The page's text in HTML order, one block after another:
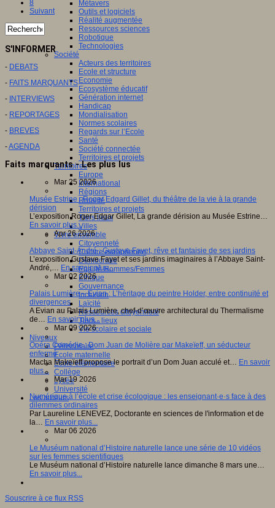
Métavers
Outils et logiciels
Réalité augmentée
Ressources sciences
Robotique
Technologies
Société
Acteurs des territoires
Ecole et structure
Economie
Ecosystème éducatif
Génération internet
Handicap
Mondialisation
Normes scolaires
Regards sur l’Ecole
Santé
Société connectée
Territoires et projets
Territoires
Europe
International
Régions
Ruralité
Territoires et projets
Tiers lieux
Villes
Vivre ensemble
Citoyenneté
Culture européenne
Démocratie
Egalité Hommes/Femmes
Ethique
Gouvernance
Inclusion
Laïcité
Ressources citoyenneté
Tiers - lieux
Vie scolaire et sociale
Niveaux
Périscolaire
Ecole maternelle
Ecole élémentaire
Collège
Lycée
Université
Les auteurs
8
Suivant
S'INFORMER
- DEBATS
- FAITS MARQUANTS
- INTERVIEWS
- REPORTAGES
- BREVES
-AGENDA
Faits marquants - Les plus lus
Mar 25 2026
Musée Estrine : Roger Edgard Gillet, du théâtre de la vie à la grande
dérision
L’exposition Roger Edgar Gillet, La grande dérision au Musée Estrine…
En savoir plus...
Apr 26 2026
Abbaye Saint-André : Gustave Fayet, rêve et fantaisie de ses jardins
L’exposition Gustave Fayet et ses jardins imaginaires à l’Abbaye Saint-
André,… En savoir plus...
Mar 02 2026
Palais Lumière – Evian : L’héritage du peintre Holder, entre continuité et
divergences
A Evian au Palais Lumière, chef-d’œuvre architectural du Thermalisme
de… En savoir plus...
Mar 09 2026
Opéra Comédie : Dom Juan de Molière par Makeïeff, un séducteur
enfermé
Macha Makeïeff propose le portrait d’un Dom Juan acculé et… En savoir
plus...
Mar 19 2026
Numérique à l’école et crise écologique : les enseignant·e·s face à des
dilemmes ordinaires
Par Laureline LENEVEZ, Doctorante en sciences de l'information et de
la… En savoir plus...
Mar 06 2026
Le Muséum national d’Histoire naturelle lance une série de 10 vidéos
sur les femmes scientifiques
Le Muséum national d’Histoire naturelle lance dimanche 8 mars une…
En savoir plus...
Souscrire à ce flux RSS